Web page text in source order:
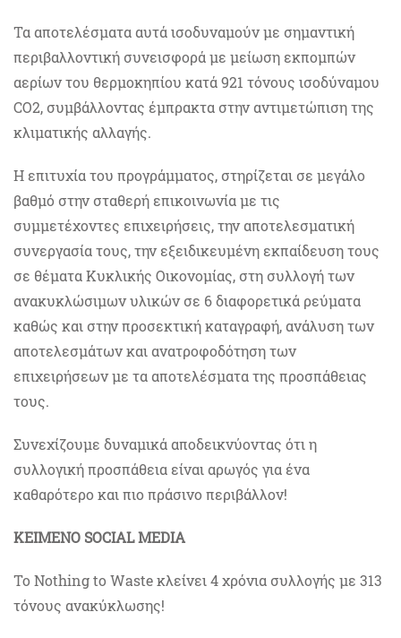
Τα αποτελέσματα αυτά ισοδυναμούν με σημαντική
περιβαλλοντική συνεισφορά με μείωση εκπομπών
αερίων του θερμοκηπίου κατά 921 τόνους ισοδύναμου
CO2, συμβάλλοντας έμπρακτα στην αντιμετώπιση της
κλιματικής αλλαγής.
Η επιτυχία του προγράμματος, στηρίζεται σε μεγάλο
βαθμό στην σταθερή επικοινωνία με τις
συμμετέχοντες επιχειρήσεις, την αποτελεσματική
συνεργασία τους, την εξειδικευμένη εκπαίδευση τους
σε θέματα Κυκλικής Οικονομίας, στη συλλογή των
ανακυκλώσιμων υλικών σε 6 διαφορετικά ρεύματα
καθώς και στην προσεκτική καταγραφή, ανάλυση των
αποτελεσμάτων και ανατροφοδότηση των
επιχειρήσεων με τα αποτελέσματα της προσπάθειας
τους.
Συνεχίζουμε δυναμικά αποδεικνύοντας ότι η
συλλογική προσπάθεια είναι αρωγός για ένα
καθαρότερο και πιο πράσινο περιβάλλον!
ΚΕΙΜΕΝΟ SOCIAL MEDIA
Το Nothing to Waste κλείνει 4 χρόνια συλλογής με 313
τόνους ανακύκλωσης!